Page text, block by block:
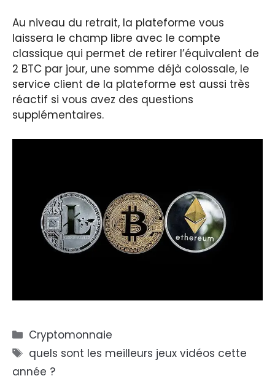
Au niveau du retrait, la plateforme vous
laissera le champ libre avec le compte
classique qui permet de retirer l’équivalent de
2 BTC par jour, une somme déjà colossale, le
service client de la plateforme est aussi très
réactif si vous avez des questions
supplémentaires.
Catégories
Cryptomonnaie
Étiquettes
quels sont les meilleurs jeux vidéos cette
année ?